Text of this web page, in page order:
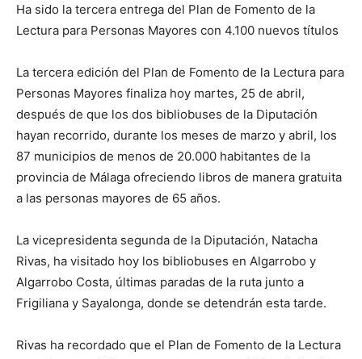
Ha sido la tercera entrega del Plan de Fomento de la
Lectura para Personas Mayores con 4.100 nuevos títulos
La tercera edición del Plan de Fomento de la Lectura para
Personas Mayores finaliza hoy martes, 25 de abril,
después de que los dos bibliobuses de la Diputación
hayan recorrido, durante los meses de marzo y abril, los
87 municipios de menos de 20.000 habitantes de la
provincia de Málaga ofreciendo libros de manera gratuita
a las personas mayores de 65 años.
La vicepresidenta segunda de la Diputación, Natacha
Rivas, ha visitado hoy los bibliobuses en Algarrobo y
Algarrobo Costa, últimas paradas de la ruta junto a
Frigiliana y Sayalonga, donde se detendrán esta tarde.
Rivas ha recordado que el Plan de Fomento de la Lectura